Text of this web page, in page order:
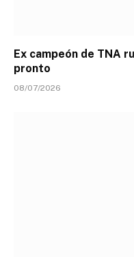
Ex campeón de TNA
pronto
08/07/2026